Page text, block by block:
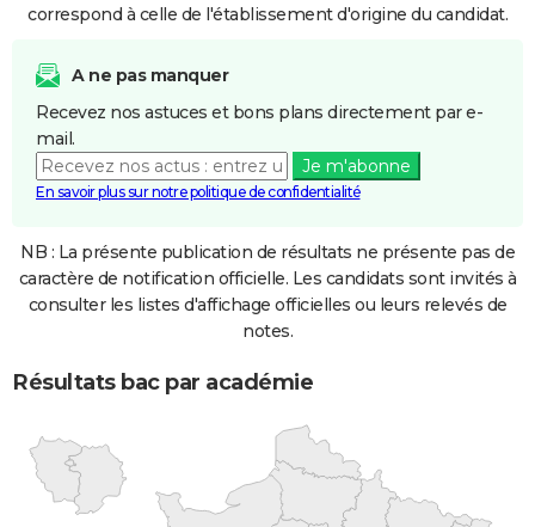
correspond à celle de l'établissement d'origine du candidat.
A ne pas manquer
Recevez nos astuces et bons plans directement par e-
mail.
Je m'abonne
En savoir plus sur notre politique de confidentialité
NB : La présente publication de résultats ne présente pas de
caractère de notification officielle. Les candidats sont invités à
consulter les listes d'affichage officielles ou leurs relevés de
notes.
Résultats bac par académie